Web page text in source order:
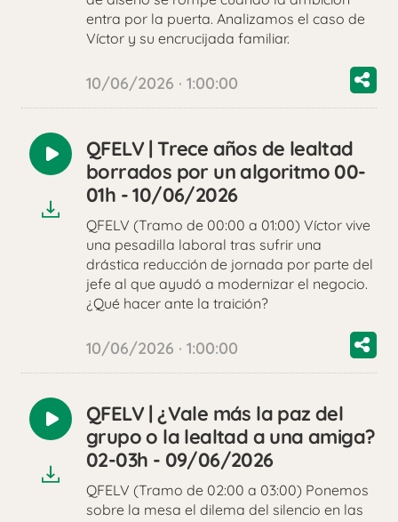
entra por la puerta. Analizamos el caso de
Víctor y su encrucijada familiar.
10/06/2026 · 1:00:00
Reproducir
audio
QFELV | Trece años de lealtad
borrados por un algoritmo 00-
01h - 10/06/2026
QFELV (Tramo de 00:00 a 01:00) Víctor vive
una pesadilla laboral tras sufrir una
drástica reducción de jornada por parte del
jefe al que ayudó a modernizar el negocio.
¿Qué hacer ante la traición?
10/06/2026 · 1:00:00
Reproducir
audio
QFELV | ¿Vale más la paz del
grupo o la lealtad a una amiga?
02-03h - 09/06/2026
QFELV (Tramo de 02:00 a 03:00) Ponemos
sobre la mesa el dilema del silencio en las